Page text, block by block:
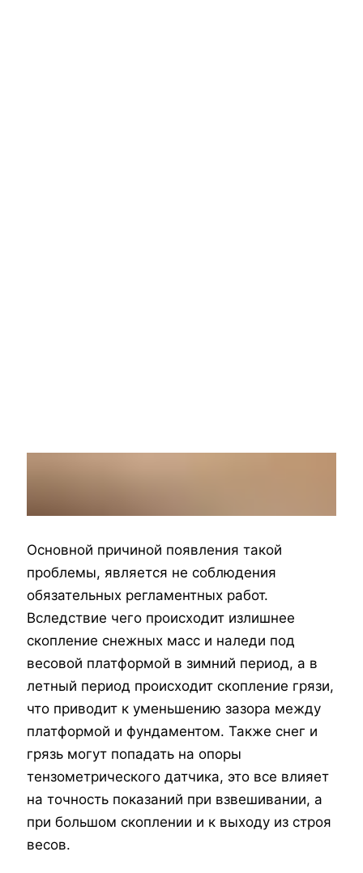
Основной причиной появления такой
проблемы, является не соблюдения
обязательных регламентных работ.
Вследствие чего происходит излишнее
скопление снежных масс и наледи под
весовой платформой в зимний период, а в
летный период происходит скопление грязи,
что приводит к уменьшению зазора между
платформой и фундаментом. Также снег и
грязь могут попадать на опоры
тензометрического датчика, это все влияет
на точность показаний при взвешивании, а
при большом скоплении и к выходу из строя
весов.